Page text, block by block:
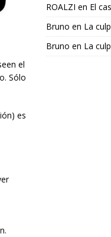
el
Sólo
es
ROALZI en El
Bruno en La
Bruno en La